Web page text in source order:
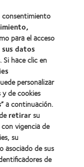
consentimiento
para el acceso
datos
Si hace clic en
personalizar
de cookies
” a continuación.
retirarsu
vigencia de
su
asociado de sus
de